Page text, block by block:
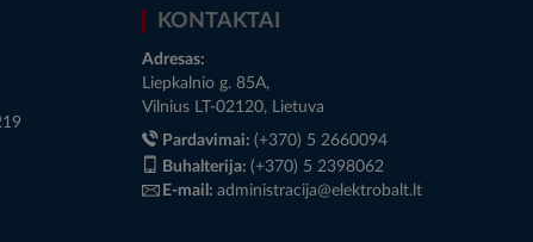
KONTAKTAI
Adresas:
Liepkalnio g. 85A,
Vilnius LT-02120, Lietuva
Pardavimai: (+370) 5 2660094
Buhalterija: (+370) 5 2398062
E-mail: administracija@elektrobalt.lt